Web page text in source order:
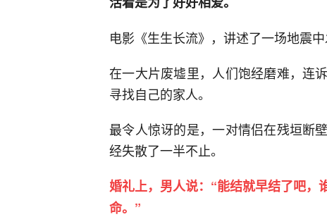
电影《生生长流》，讲述了一场地震中
在一大片废墟里，人们饱经磨难，连
寻找自己的家人。
最令人惊讶的是，一对情侣在残垣断
经失散了一半不止。
婚礼上，男人说：“能结就早结了吧
命。”